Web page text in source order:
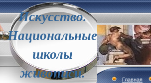
Искусство.
Национальные
школы
живописи.
Главная